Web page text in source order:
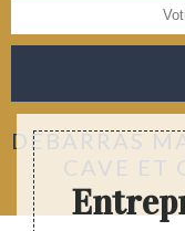
DÉBARRAS
CAVE ET